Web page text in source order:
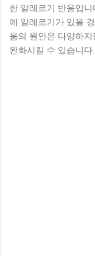
한 알레르기 반응입
에 알레르기가 있을
움의 원인은 다양하
완화시킬 수 있습니다.